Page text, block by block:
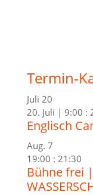
Termin-
Juli 20
20. Juli | 9:00 :
Englisch
Aug. 7
19:00 : 21:30
Bühne frei |